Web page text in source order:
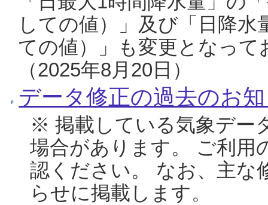
しての値）」及び「日降
ての値）」も変更となっ
（2025年8月20日）
データ修正の過去のお
※ 掲載している気象デー
場合があります。 ご利用
認ください。 なお、主な
らせに掲載します。